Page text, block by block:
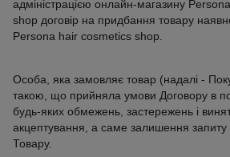
адміністрацією онлайн-магазину
shop договір на придбання товару
Persona hair cosmetics shop.
Особа, яка замовляє товар (надалі -
такою, що прийняла умови Договору в
будь-яких обмежень, застережень і
акцептування, а саме залишення
Товару.